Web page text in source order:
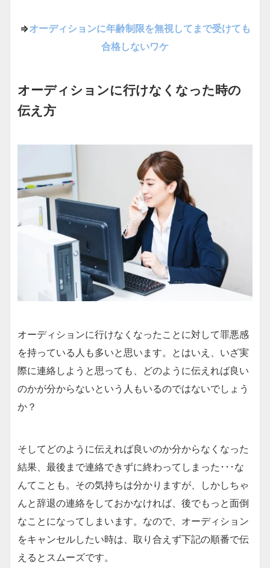
⇒オーディションに年齢制限を無視してまで受けても
合格しないワケ
オーディションに行けなくなった時の
伝え方
オーディションに行けなくなったことに対して罪悪感
を持っている人も多いと思います。とはいえ、いざ実
際に連絡しようと思っても、どのように伝えれば良い
のかが分からないという人もいるのではないでしょう
か？
そしてどのように伝えれば良いのか分からなくなった
結果、最後まで連絡できずに終わってしまった･･･な
んてことも。その気持ちは分かりますが、しかしちゃ
んと辞退の連絡をしておかなければ、後でもっと面倒
なことになってしまいます。なので、オーディション
をキャンセルしたい時は、取り合えず下記の順番で伝
えるとスムーズです。